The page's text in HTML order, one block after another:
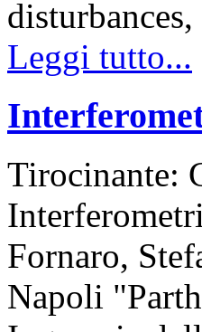
Leggi tutto...
Tirocinante:
Fornaro,
Napoli